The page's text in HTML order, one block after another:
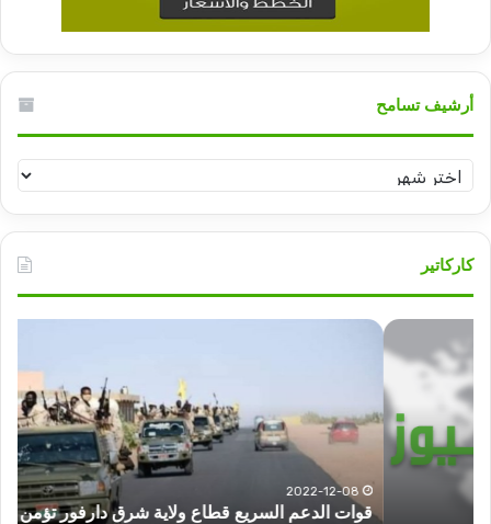
أرشيف تسامح
أرشيف
تسامح
كاركاتير
الدعم
السريع
قطاع
ولاية
شرق
دارفور
تؤمن
قوات الدعم السريع قطاع ولاية شرق دارفور تؤمن موسم